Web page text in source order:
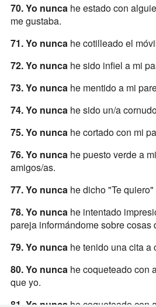
70. Yo nuncahe estado con
me gustaba.
71. Yo nuncahe cotilleado el
72. Yo nuncahe sido infiel a mi
73. Yo nuncahe mentido a mi
74. Yo nuncahe sido un/a
75. Yo nuncahe cortado con mi
76. Yo nuncahe puesto verde a
amigos/as.
77. Yo nuncahe dicho "Te
78. Yo nuncahe intentado
pareja informándome sobre cosas
79. Yo nuncahe tenido una cita a
80. Yo nuncahe coqueteado con
que yo.
81. Yo nunca he coqueteado con